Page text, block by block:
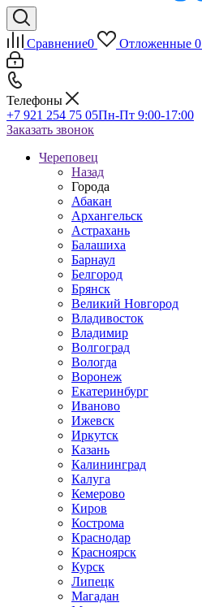
Сравнение0 Отложенные 0
Телефоны
+7 921 254 75 05Пн-Пт 9:00-17:00
Заказать звонок
Череповец
Назад
Города
Абакан
Архангельск
Астрахань
Балашиха
Барнаул
Белгород
Брянск
Великий Новгород
Владивосток
Владимир
Волгоград
Вологда
Воронеж
Екатеринбург
Иваново
Ижевск
Иркутск
Казань
Калининград
Калуга
Кемерово
Киров
Кострома
Краснодар
Красноярск
Курск
Липецк
Магадан